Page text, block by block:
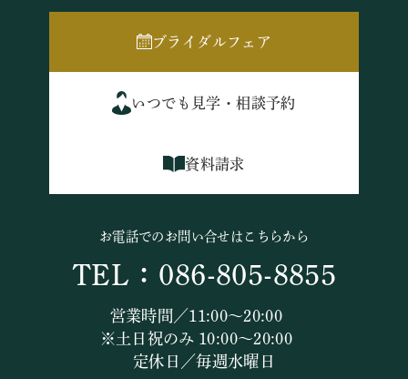
ブライダルフェア
いつでも見学・相談予約
資料請求
お電話でのお問い合せはこちらから
TEL：086-805-8855
営業時間／11:00～20:00
※土日祝のみ 10:00～20:00
定休日／毎週水曜日